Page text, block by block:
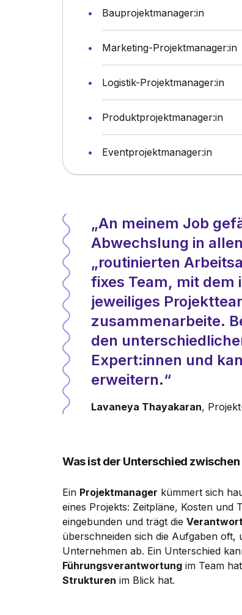
Bauprojektmanager:in
Marketing-Projektmanager:in
Logistik-Projektmanager:in
Produktprojektmanager:in
Eventprojektmanager:in
An meinem Job
Abwechslung in
„routinierten
fixes Team, mit dem
jeweiliges
zusammenarbeite.
den
Expert:innen und
erweitern.
Lavaneya Thayakaran,
Was ist der Unterschied
Ein Projektmanager kümmert sich
eines Projekts: Zeitpläne, Kosten und
eingebunden und trägt die
überschneiden sich die Aufgaben
Unternehmen ab. Ein Unterschied
Führungsverantwortung im Team
Strukturen im Blick hat.